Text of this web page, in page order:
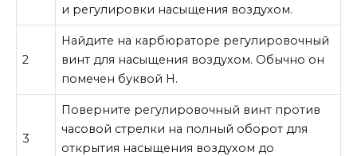
и регулировки насыщения воздухом.
2
Найдите на карбюраторе регулировочный
винт для насыщения воздухом. Обычно он
помечен буквой H.
3
Поверните регулировочный винт против
часовой стрелки на полный оборот для
открытия насыщения воздухом до